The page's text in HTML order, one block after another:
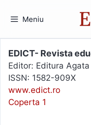
Meniu
EDICT- Revista
Editor: Editura Agata
ISSN: 1582-909X
www.edict.ro
Coperta 1